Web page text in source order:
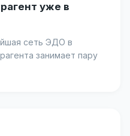
уже в
сеть ЭДО в
занимает пару